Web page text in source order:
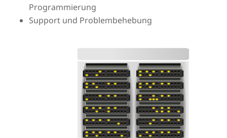
Programmierung
Support und Problembehebung